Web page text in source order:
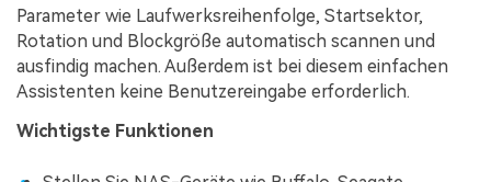
Parameter wie Laufwerksreihenfolge, Startsektor,
Rotation und Blockgröße automatisch scannen und
ausfindig machen. Außerdem ist bei diesem einfachen
Assistenten keine Benutzereingabe erforderlich.
Wichtigste Funktionen